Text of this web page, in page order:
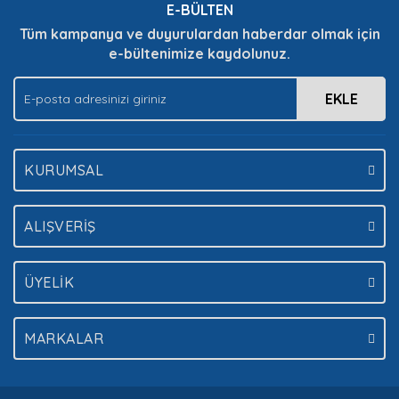
Ürün fiyatı diğer sitelerden daha pahalı.
Bu ürüne benzer farklı alternatifler olmalı.
E-BÜLTEN
Tüm kampanya ve duyurulardan haberdar olmak için
e-bültenimize kaydolunuz.
EKLE
KURUMSAL
ALIŞVERİŞ
ÜYELİK
MARKALAR